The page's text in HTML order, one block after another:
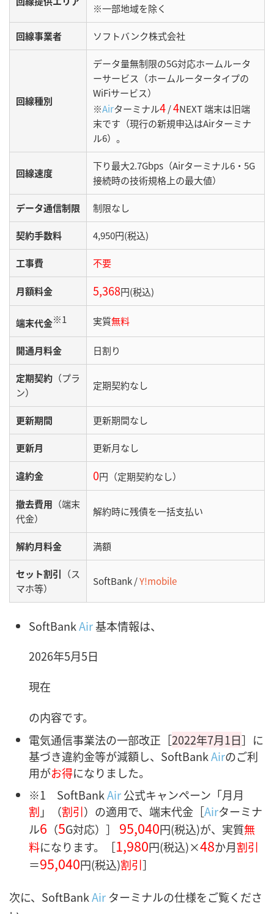
※一部地域を除く
回線事業者 ソフトバンク株式会社
回線種別
データ量無制限の5G対応ホームルータ
ーサービス（ホームルータータイプの
WiFiサービス）
※Airターミナル4/4NEXT 端末は旧端
末です（現行の新規申込はAirターミナ
ル6）。
回線速度
下り最大2.7Gbps（Airターミナル6・5G
接続時の技術規格上の最大値）
データ通信制限 制限なし
契約手数料 4,950円(税込)
工事費 不要
月額料金 5,368円(税込)
端末代金※1 実質無料
開通月料金 日割り
定期契約 （プラ
ン）
定期契約なし
更新期間 更新期間なし
更新月 更新月なし
違約金 0円（定期契約なし）
撤去費用 （端末
代金）
解約時に残債を一括支払い
解約月料金 満額
セット割引 （ス
マホ等）
SoftBank /Y!mobile
SoftBankAir基本情報は、
2026年5月5日
現在
の内容です。
電気通信事業法の一部改正［2022年7月1日］に
基づき違約金等が減額し、SoftBankAirのご利
用がお得になりました。
※1 SoftBankAir公式キャンペーン「月月
割 」（割引）の適用で、端末代金［Airターミナ
ル6 （5G対応）］ 95,040円(税込)が、実質無
料になります。［1,980円(税込)×48か月割引
＝95,040円(税込)割引］
次に、SoftBankAir ターミナルの仕様をご覧くださ